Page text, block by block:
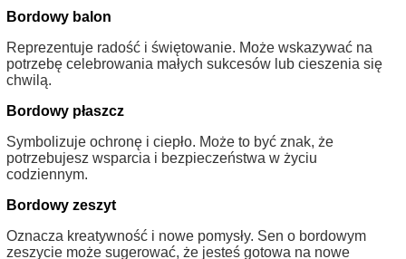
Bordowy balon
Reprezentuje radość i świętowanie. Może wskazywać na
potrzebę celebrowania małych sukcesów lub cieszenia się
chwilą.
Bordowy płaszcz
Symbolizuje ochronę i ciepło. Może to być znak, że
potrzebujesz wsparcia i bezpieczeństwa w życiu
codziennym.
Bordowy zeszyt
Oznacza kreatywność i nowe pomysły. Sen o bordowym
zeszycie może sugerować, że jesteś gotowa na nowe